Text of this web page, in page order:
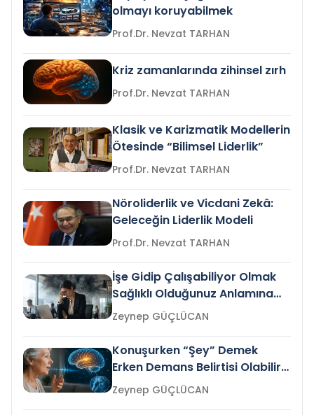
olmayı koruyabilmek
Prof.Dr. Nevzat TARHAN
Kriz zamanlarında zihinsel zırh
Prof.Dr. Nevzat TARHAN
Klasik ve Karizmatik Modellerin
Ötesinde “Bilimsel Liderlik”
Prof.Dr. Nevzat TARHAN
Nöroliderlik ve Vicdani Zekâ:
Geleceğin Liderlik Modeli
Prof.Dr. Nevzat TARHAN
İşe Gidip Çalışabiliyor Olmak
Sağlıklı Olduğunuz Anlamına
Gelir mi?Zeynep GÜÇLÜCAN
Konuşurken “Şey” Demek
Erken Demans Belirtisi Olabilir
mi?
Zeynep GÜÇLÜCAN